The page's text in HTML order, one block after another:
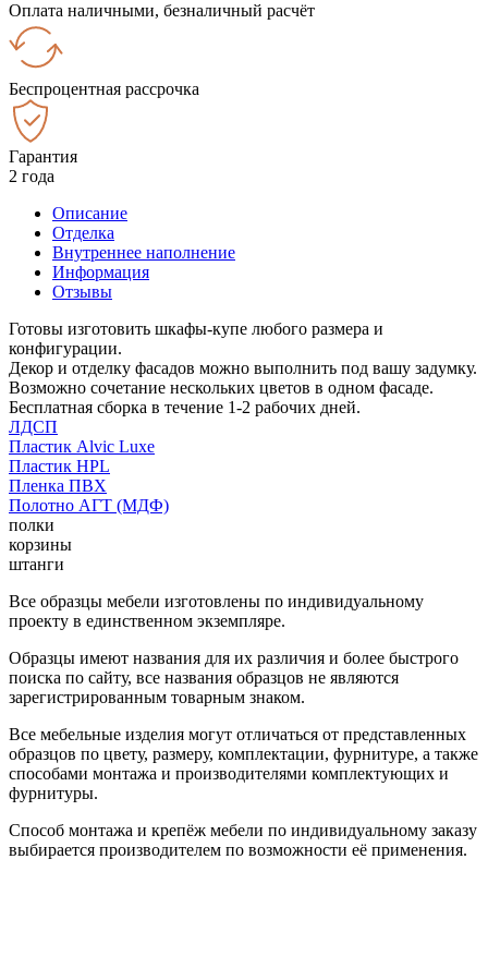
Оплата наличными, безналичный расчёт
Беспроцентная рассрочка
Гарантия
2 года
Описание
Отделка
Внутреннее наполнение
Информация
Отзывы
Готовы изготовить шкафы-купе любого размера и
конфигурации.
Декор и отделку фасадов можно выполнить под вашу задумку.
Возможно сочетание нескольких цветов в одном фасаде.
Бесплатная сборка в течение 1-2 рабочих дней.
ЛДСП
Пластик Alvic Luxe
Пластик HPL
Пленка ПВХ
Полотно АГТ (МДФ)
полки
корзины
штанги
Все образцы мебели изготовлены по индивидуальному
проекту в единственном экземпляре.
Образцы имеют названия для их различия и более быстрого
поиска по сайту, все названия образцов не являются
зарегистрированным товарным знаком.
Все мебельные изделия могут отличаться от представленных
образцов по цвету, размеру, комплектации, фурнитуре, а также
способами монтажа и производителями комплектующих и
фурнитуры.
Способ монтажа и крепёж мебели по индивидуальному заказу
выбирается производителем по возможности её применения.